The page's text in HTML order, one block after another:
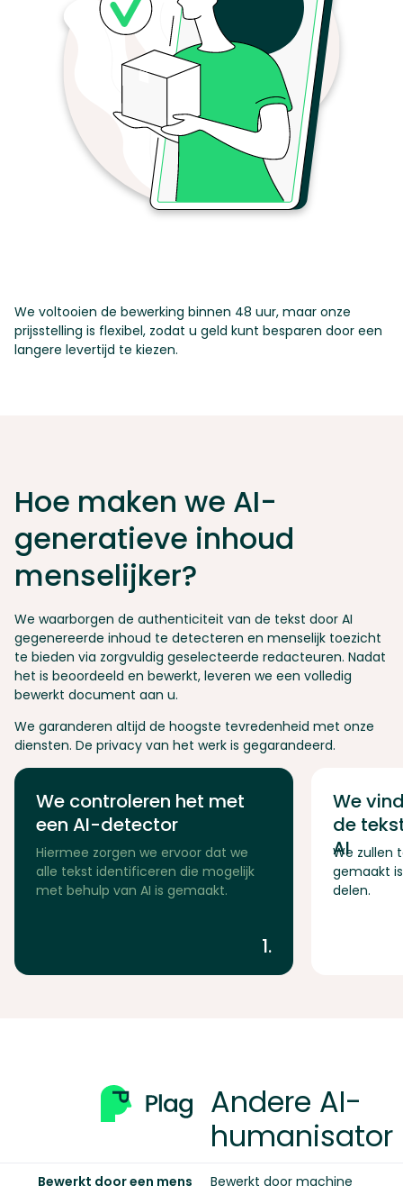
We voltooien de bewerking binnen 48 uur, maar onze
prijsstelling is flexibel, zodat u geld kunt besparen door een
langere levertijd te kiezen.
Hoe maken we AI-
generatieve inhoud
menselijker?
We waarborgen de authenticiteit van de tekst door AI
gegenereerde inhoud te detecteren en menselijk toezicht
te bieden via zorgvuldig geselecteerde redacteuren. Nadat
het is beoordeeld en bewerkt, leveren we een volledig
bewerkt document aan u.
We garanderen altijd de hoogste tevredenheid met onze
diensten. De privacy van het werk is gegarandeerd.
We controleren het met
een AI-detector
Hiermee zorgen we ervoor dat we
alle tekst identificeren die mogelijk
met behulp van AI is gemaakt.
1.
We
de
AI
We zullen
gemaakt
delen.
Andere AI-
humanisator
Bewerkt door een mens Bewerkt door machine